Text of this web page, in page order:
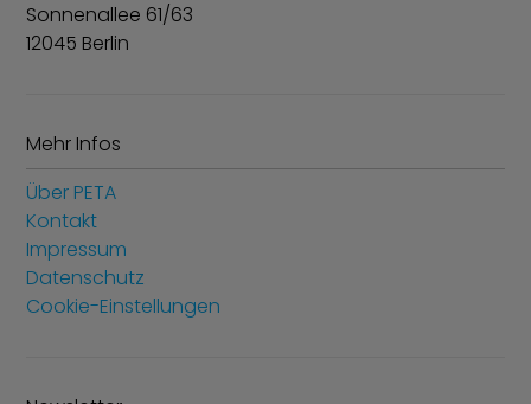
Sonnenallee 61/63
12045 Berlin
Mehr Infos
Über PETA
Kontakt
Impressum
Datenschutz
Cookie-Einstellungen